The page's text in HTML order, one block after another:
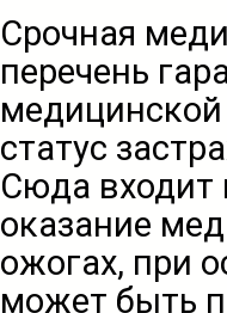
Срочная
перечень
статус
Сюда входит
оказание
ожогах, при
может быть